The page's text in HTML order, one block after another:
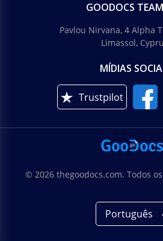
GOODOCS
Pavlou Nirvana, 4 Alpha
Limassol,
MÍDIAS
Trustpilot
© 2026 thegoodocs.com. Todos
Português